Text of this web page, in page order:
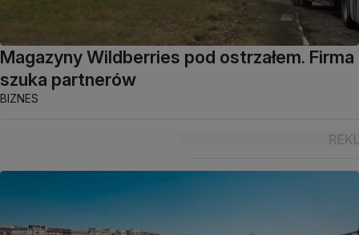
Magazyny Wildberries pod ostrzałem. Firma
szuka partnerów
BIZNES